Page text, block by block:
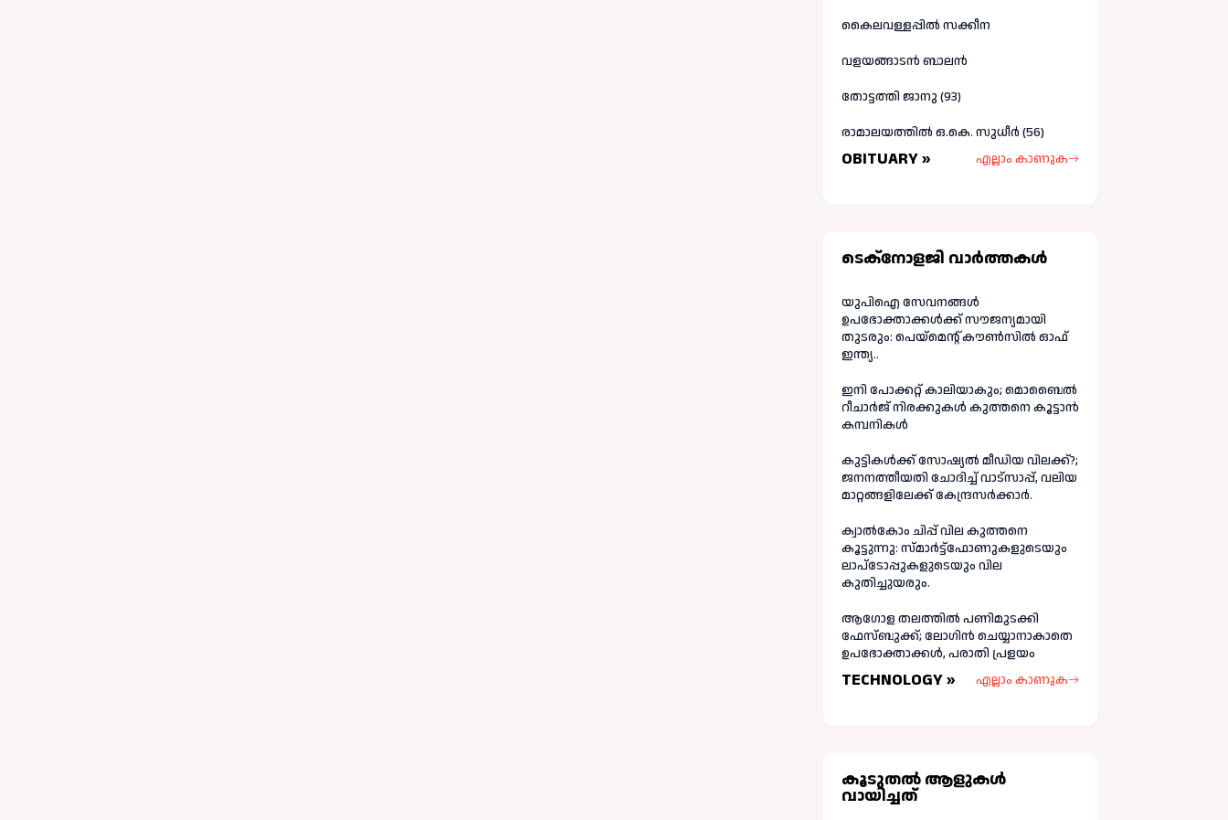
കൈലവള്ളപ്പിൽ സക്കീന
വളയങ്ങാടൻ ബാലൻ
തോട്ടത്തി ജാനു (93)
രാമാലയത്തിൽ ഒ.കെ. സുധീർ (56)
OBITUARY » എല്ലാം കാണുക
ടെക്നോളജി വാർത്തകള്‍
യുപിഐ സേവനങ്ങൾ
ഉപഭോക്താക്കൾക്ക് സൗജന്യമായി
തുടരും: പെയ്മെന്റ് കൗൺസിൽ ഓഫ്
ഇന്ത്യ..
ഇനി പോക്കറ്റ് കാലിയാകും; മൊബൈൽ
റീചാർജ് നിരക്കുകൾ കുത്തനെ കൂട്ടാൻ
കമ്പനികൾ
കുട്ടികൾക്ക് സോഷ്യൽ മീഡിയ വിലക്ക്?;
ജനനത്തീയതി ചോദിച്ച് വാട്‌സാപ്പ്, വലിയ
മാറ്റങ്ങളിലേക്ക് കേന്ദ്രസർക്കാർ.
ക്വാൽകോം ചിപ്പ് വില കുത്തനെ
കൂട്ടുന്നു: സ്മാർട്ട്ഫോണുകളുടെയും
ലാപ്ടോപ്പുകളുടെയും വില
കുതിച്ചുയരും.
ആഗോള തലത്തിൽ പണിമുടക്കി
ഫേസ്ബുക്ക്; ലോഗിന്‍ ചെയ്യാനാകാതെ
ഉപഭോക്താക്കള്‍, പരാതി പ്രളയം
TECHNOLOGY » എല്ലാം കാണുക
കൂടുതല്‍ ആളുകള്‍
വായിച്ചത്